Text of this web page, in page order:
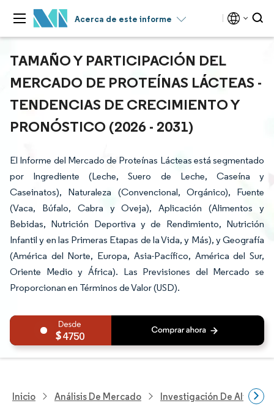
Acerca de este informe
TAMAÑO Y PARTICIPACIÓN DEL
MERCADO DE PROTEÍNAS LÁCTEAS -
TENDENCIAS DE CRECIMIENTO Y
PRONÓSTICO (2026 - 2031)
El Informe del Mercado de Proteínas Lácteas está segmentado
por Ingrediente (Leche, Suero de Leche, Caseína y
Caseinatos), Naturaleza (Convencional, Orgánico), Fuente
(Vaca, Búfalo, Cabra y Oveja), Aplicación (Alimentos y
Bebidas, Nutrición Deportiva y de Rendimiento, Nutrición
Infantil y en las Primeras Etapas de la Vida, y Más), y Geografía
(América del Norte, Europa, Asia-Pacífico, América del Sur,
Oriente Medio y África). Las Previsiones del Mercado se
Proporcionan en Términos de Valor (USD).
4750
Inicio Análisis De Mercado Investigación De